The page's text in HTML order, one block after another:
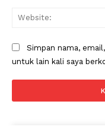
Simpan nama,
untuk lain kali saya